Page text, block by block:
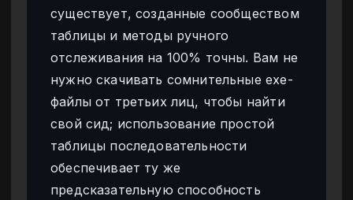
существует, созданные сообществом
таблицы и методы ручного
отслеживания на 100% точны. Вам не
нужно скачивать сомнительные exe-
файлы от третьих лиц, чтобы найти
свой сид; использование простой
таблицы последовательности
обеспечивает ту же
предсказательную способность